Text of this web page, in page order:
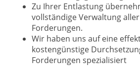
Zu Ihrer Entlastung
vollständige Verwaltung
Forderungen.
Wir haben uns auf eine
kostengünstige
Forderungen spezialisiert